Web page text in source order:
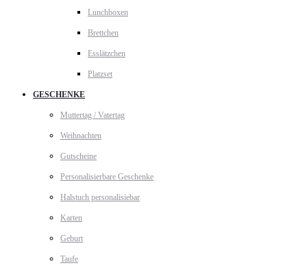
Lunchboxen
Brettchen
Esslätzchen
Platzset
GESCHENKE
Muttertag / Vatertag
Weihnachten
Gutscheine
Personalisierbare Geschenke
Halstuch personalisiebar
Karten
Geburt
Taufe